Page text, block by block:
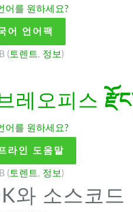
어를 원하세요?
어 언어팩
( 토렌트, 정보 )
레오피스
어를 원하세요?
라인 도움말
( 토렌트, 정보 )
와 소스코드